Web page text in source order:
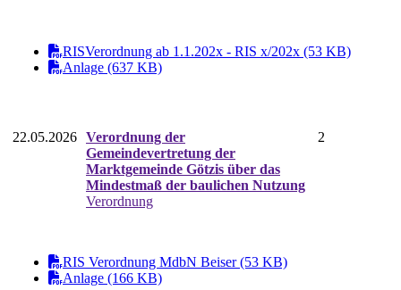
RISVerordnung ab 1.1.202x - RIS x/202x (53 KB)
Anlage (637 KB)
22.05.2026 Verordnung der
Gemeindevertretung der
Marktgemeinde Götzis über das
Mindestmaß der baulichen Nutzung
Verordnung
2
RIS Verordnung MdbN Beiser (53 KB)
Anlage (166 KB)